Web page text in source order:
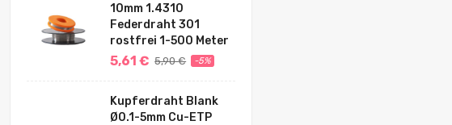
10mm 1.4310
Federdraht 301
rostfrei 1-500 Meter
5,61 € 5,90 € -5%
Kupferdraht Blank
Ø0.1-5mm Cu-ETP